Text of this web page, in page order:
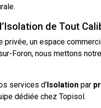
de Tout
privée, un espace
Foron, nous mettons
services d’Isolation par
dédiée chez Topisol.